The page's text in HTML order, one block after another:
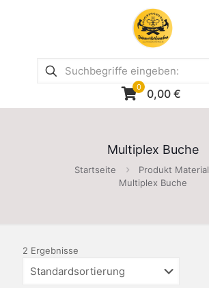
0 0,00 €
Multiplex Buche
Startseite
Produkt Material
Multiplex Buche
2 Ergebnisse